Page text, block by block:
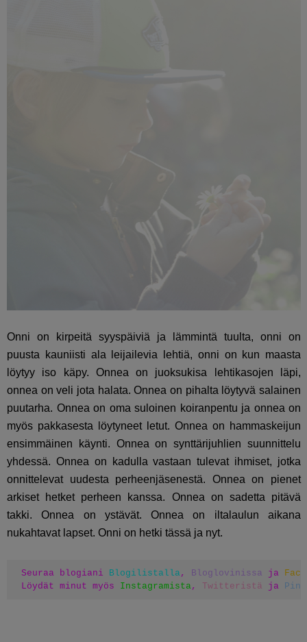
Onni on kirpeitä syyspäiviä ja lämmintä tuulta, onni on
puusta kauniisti ala leijailevia lehtiä, onni on kun maasta
löytyy iso käpy. Onnea on juoksukisa lehtikasojen läpi,
onnea on veli jota halata. Onnea on pihalta löytyvä salainen
puutarha. Onnea on oma suloinen koiranpentu ja onnea on
myös pakkasesta löytyneet letut. Onnea on hammaskeijun
ensimmäinen käynti. Onnea on synttärijuhlien suunnittelu
yhdessä. Onnea on kadulla vastaan tulevat ihmiset, jotka
onnittelevat uudesta perheenjäsenestä. Onnea on pienet
arkiset hetket perheen kanssa. Onnea on sadetta pitävä
takki. Onnea on ystävät. Onnea on iltalaulun aikana
nukahtavat lapset. Onni on hetki tässä ja nyt.
Seuraa blogiani Blogilistalla, Bloglovinissa ja
Löydät minut myös Instagramista, Twitteristä ja